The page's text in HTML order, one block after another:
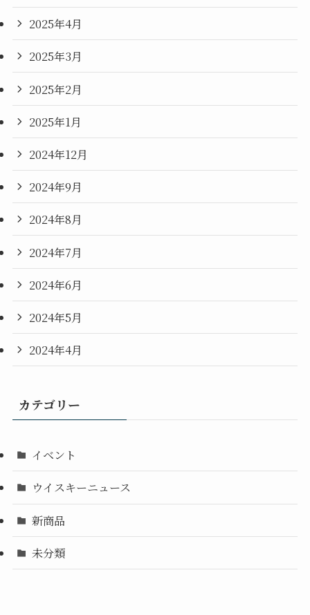
2025年4月
2025年3月
2025年2月
2025年1月
2024年12月
2024年9月
2024年8月
2024年7月
2024年6月
2024年5月
2024年4月
カテゴリー
イベント
ウイスキーニュース
新商品
未分類